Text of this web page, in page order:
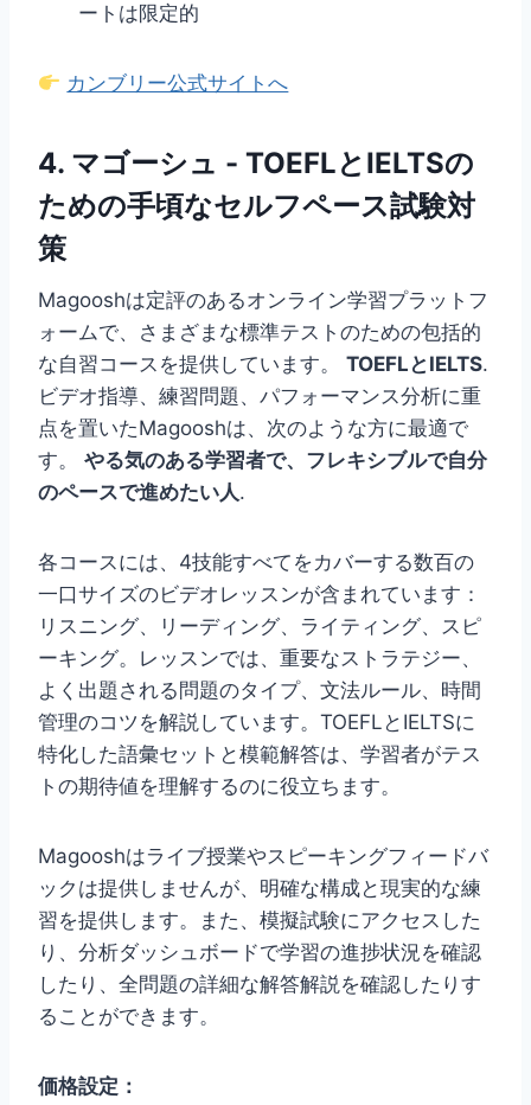
ートは限定的
カンブリー公式サイトへ
4. マゴーシュ - TOEFLとIELTSの
ための手頃なセルフペース試験対
策
Magooshは定評のあるオンライン学習プラットフ
ォームで、さまざまな標準テストのための包括的
な自習コースを提供しています。 TOEFLとIELTS.
ビデオ指導、練習問題、パフォーマンス分析に重
点を置いたMagooshは、次のような方に最適で
す。 やる気のある学習者で、フレキシブルで自分
のペースで進めたい人.
各コースには、4技能すべてをカバーする数百の
一口サイズのビデオレッスンが含まれています：
リスニング、リーディング、ライティング、スピ
ーキング。レッスンでは、重要なストラテジー、
よく出題される問題のタイプ、文法ルール、時間
管理のコツを解説しています。TOEFLとIELTSに
特化した語彙セットと模範解答は、学習者がテス
トの期待値を理解するのに役立ちます。
Magooshはライブ授業やスピーキングフィードバ
ックは提供しませんが、明確な構成と現実的な練
習を提供します。また、模擬試験にアクセスした
り、分析ダッシュボードで学習の進捗状況を確認
したり、全問題の詳細な解答解説を確認したりす
ることができます。
価格設定：